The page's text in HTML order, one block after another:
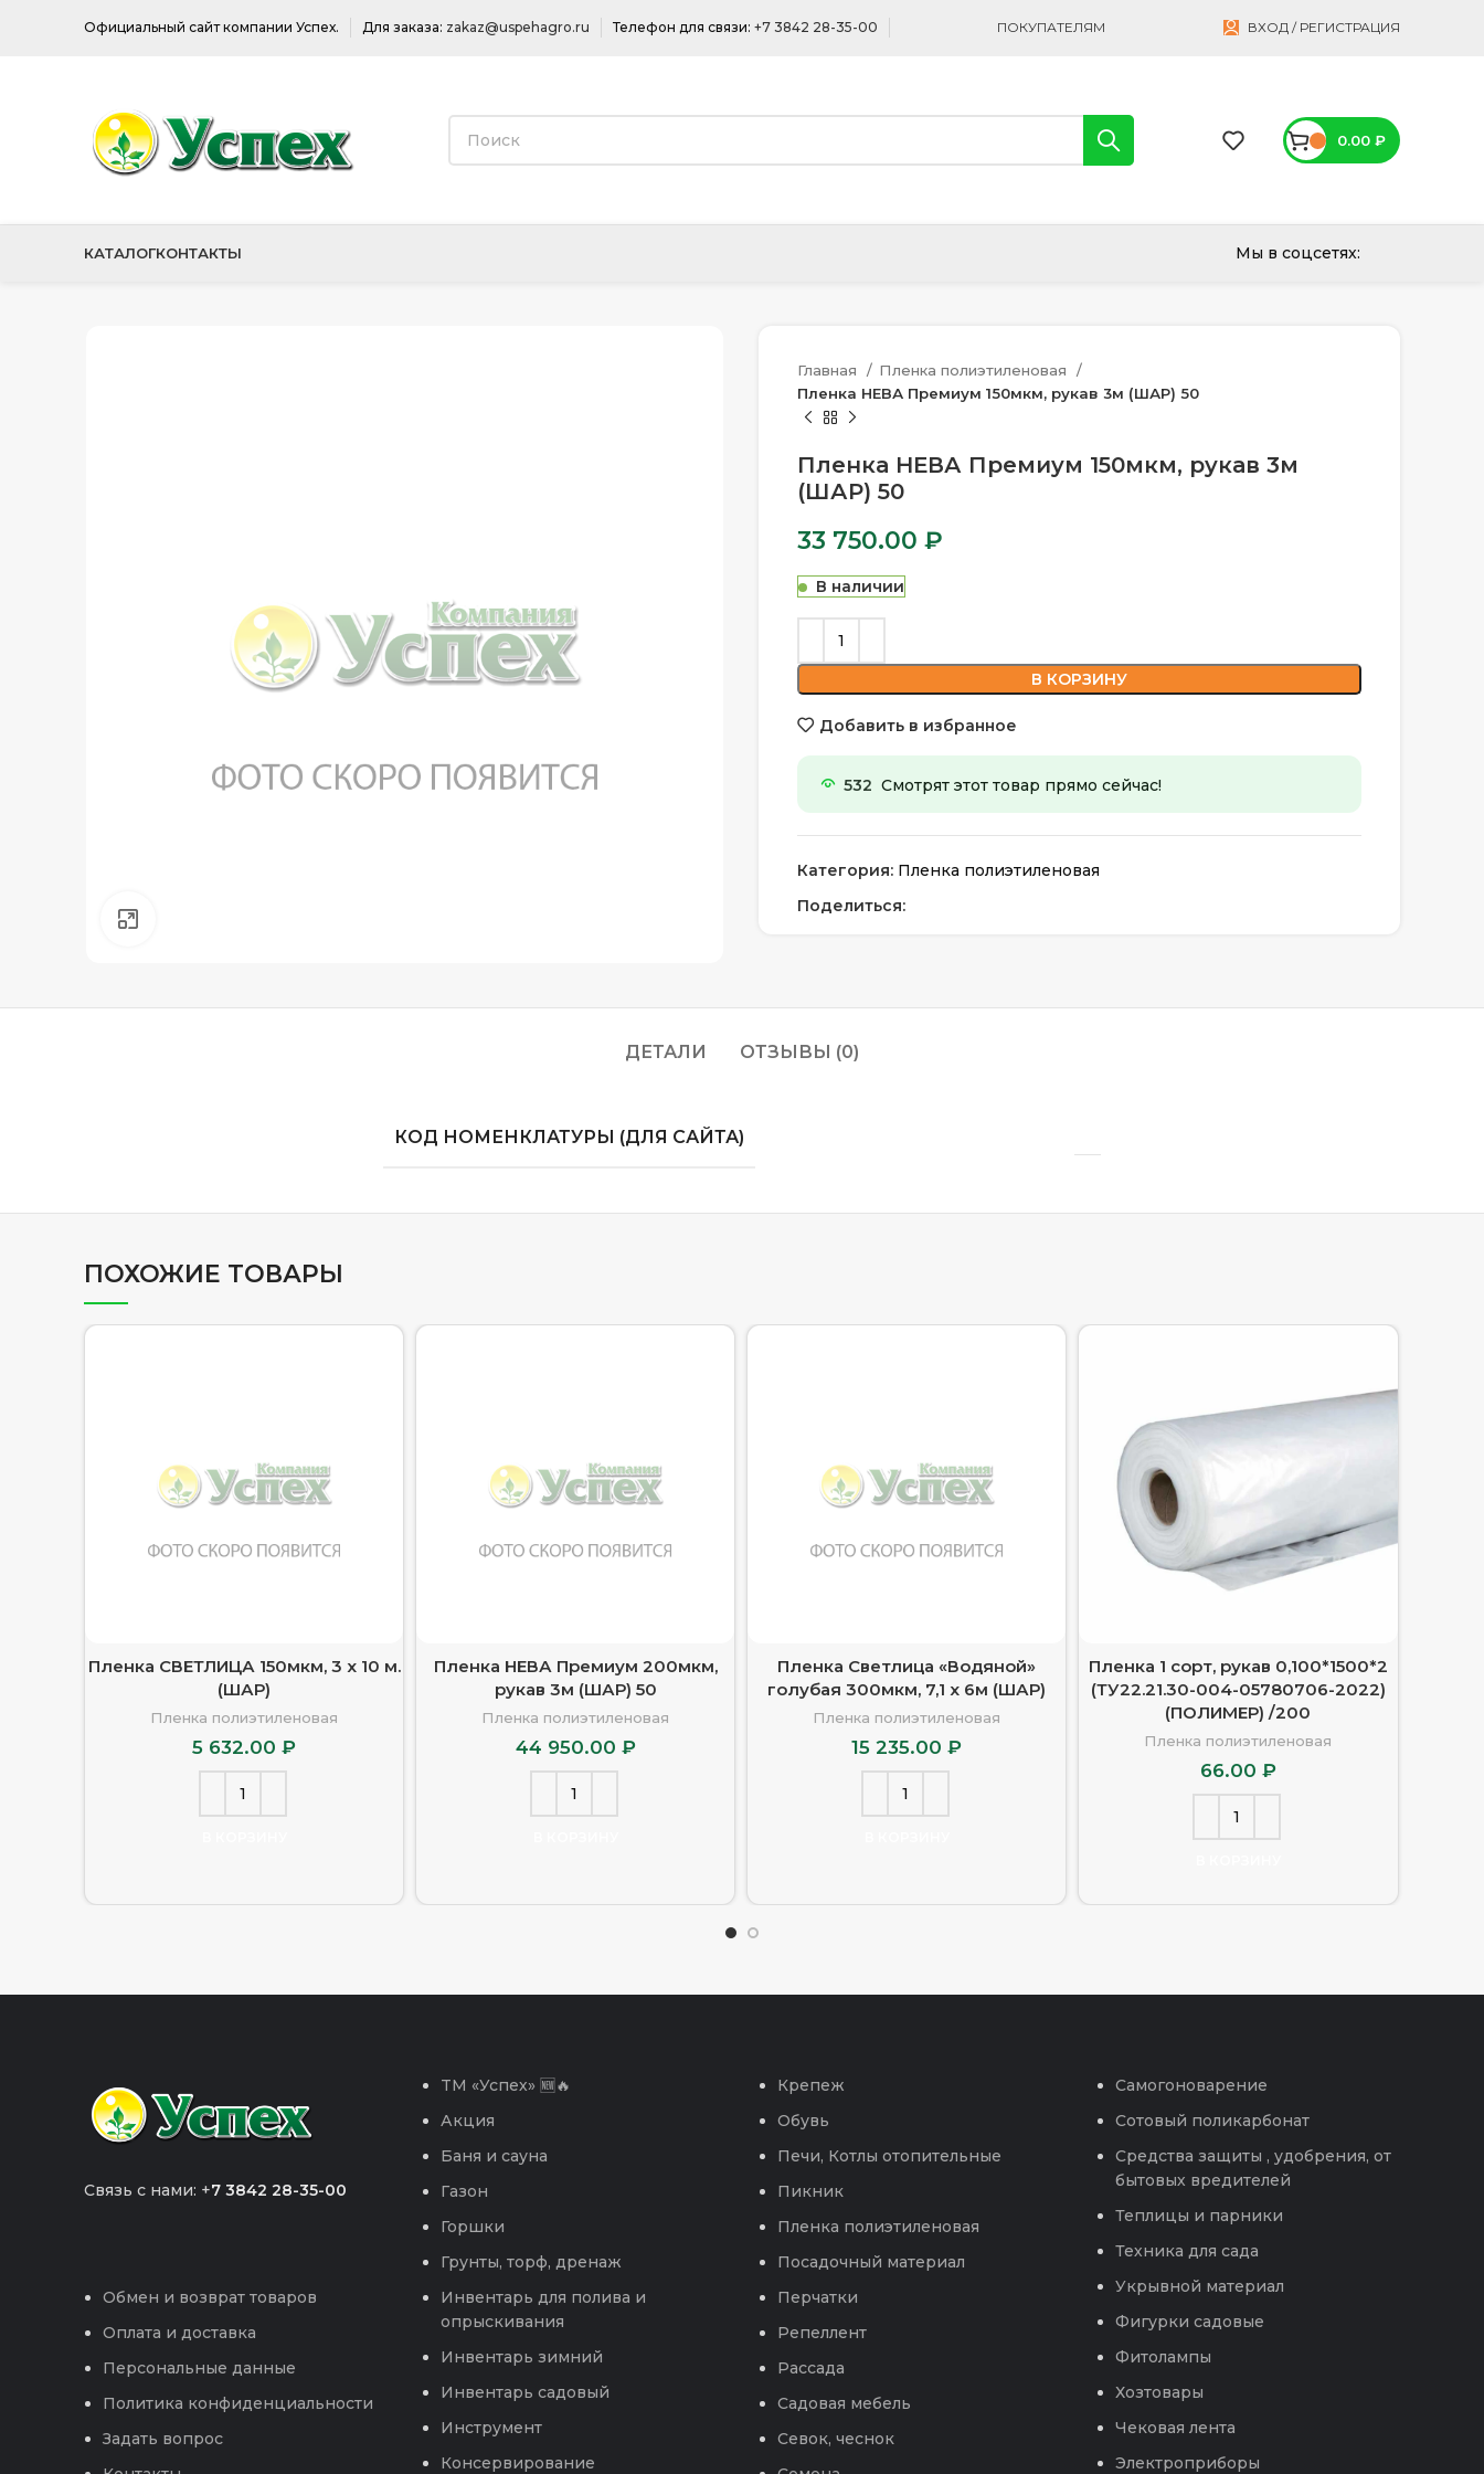
Официальный сайт компании Успех. Для заказа: zakaz@uspehagro.ru Телефон для связи: +7 3842 28-35-00 ПОКУПАТЕЛЯМ ВХОД / РЕГИСТРАЦИЯ
0.00 ₽
КАТАЛОГКОНТАКТЫ Мы в соцсетях:
Главная
Пленка полиэтиленовая
Пленка НЕВА Премиум 150мкм, рукав 3м (ШАР) 50
Пленка НЕВА Премиум 150мкм, рукав 3м
(ШАР) 50
33 750.00 ₽
В наличии
В КОРЗИНУ
Добавить в избранное
532 Смотрят этот товар прямо сейчас!
Категория: Пленка полиэтиленовая
Поделиться:
ДЕТАЛИ ОТЗЫВЫ (0)
КОД НОМЕНКЛАТУРЫ (ДЛЯ САЙТА)
ПОХОЖИЕ ТОВАРЫ
Пленка СВЕТЛИЦА 150мкм, 3 х 10 м.
(ШАР)
Пленка полиэтиленовая
5 632.00₽
Пленка НЕВА Премиум 200мкм,
рукав 3м (ШАР) 50
Пленка полиэтиленовая
44 950.00 ₽
Пленка Светлица «Водяной»
голубая 300мкм, 7,1 х 6м (ШАР)
Пленка полиэтиленовая
15 235.00₽
Пленка 1 сорт, рукав 0,100*1500*2
(ТУ22.21.30-004-05780706-2022)
(ПОЛИМЕР) /200
Пленка полиэтиленовая
66.00 ₽
Связь с нами: +7 3842 28-35-00
Обмен и возврат товаров
Оплата и доставка
Персональные данные
Политика конфиденциальности
Задать вопрос
TM «Успех» 🆕🔥
Акция
Баня и сауна
Газон
Горшки
Грунты, торф, дренаж
Инвентарь для полива и
опрыскивания
Инвентарь зимний
Инвентарь садовый
Инструмент
Консервирование
Крепеж
Обувь
Печи, Котлы отопительные
Пикник
Пленка полиэтиленовая
Посадочный материал
Перчатки
Репеллент
Рассада
Садовая мебель
Севок, чеснок
Самогоноварение
Сотовый поликарбонат
Средства защиты , удобрения, от
бытовых вредителей
Теплицы и парники
Техника для сада
Укрывной материал
Фигурки садовые
Фитолампы
Хозтовары
Чековая лента
Электроприборы